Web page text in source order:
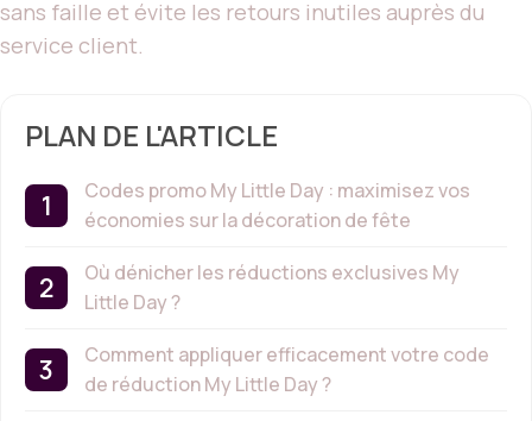
sans faille et évite les retours inutiles auprès du
service client.
PLAN DE L'ARTICLE
Codes promo My Little Day : maximisez vos
économies sur la décoration de fête
Où dénicher les réductions exclusives My
Little Day ?
Comment appliquer efficacement votre code
de réduction My Little Day ?